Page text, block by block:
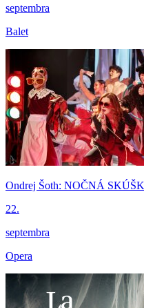
septembra
Balet
Ondrej Šoth: NOČNÁ
22.
septembra
Opera